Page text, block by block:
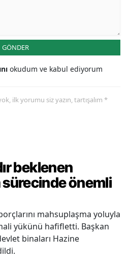
GÖNDER
okudum ve kabul ediyorum
ilk yorumu siz yazın, tartışalım *
beklenen
önemli
mahsuplaşma yoluyla
yükünü hafifletti. Başkan
binaları Hazine